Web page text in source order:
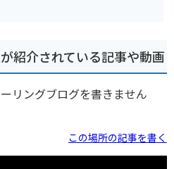
紹介されている記事や動画
リングブログを書きません
この場所の記事を書く